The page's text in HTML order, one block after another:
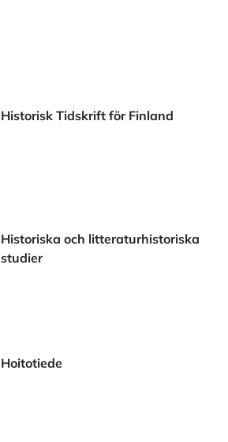
Historisk Tidskrift för Finland
Historiska och litteraturhistoriska
studier
Hoitotiede